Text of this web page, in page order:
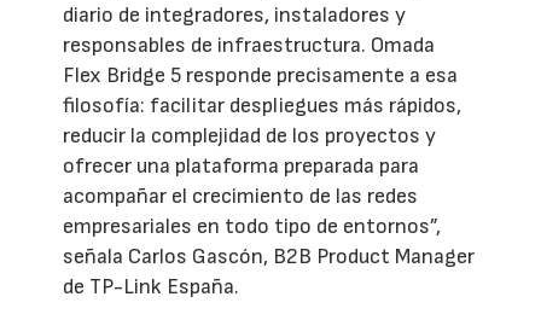
diario de integradores, instaladores y
responsables de infraestructura. Omada
Flex Bridge 5 responde precisamente a esa
filosofía: facilitar despliegues más rápidos,
reducir la complejidad de los proyectos y
ofrecer una plataforma preparada para
acompañar el crecimiento de las redes
empresariales en todo tipo de entornos”,
señala Carlos Gascón, B2B Product Manager
de TP-Link España.